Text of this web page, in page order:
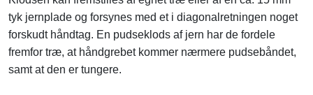
tyk jernplade og forsynes med et i diagonalretningen noget
forskudt håndtag. En pudseklods af jern har de fordele
fremfor træ, at håndgrebet kommer nærmere pudsebåndet,
samt at den er tungere.